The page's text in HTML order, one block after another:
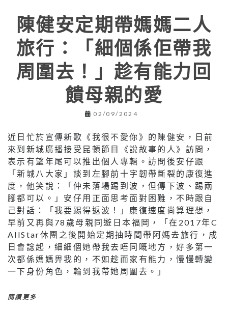
陳健安定期帶媽媽二人
旅行：「細個係佢帶我
周圍去！」趁有能力回
饋母親的愛
02/09/2024
近日忙於宣傳新歌《我很不愛你》的陳健安，日前
來到新城廣播接受昆頓節目《說故事的人》訪問，
表示有望年尾可以推出個人專輯。訪問後安仔跟
「新城八大家」談到左腳前十字韌帶斷裂的康復進
度，他笑說：「仲未落場踢到波，但傳下波、踢兩
腳都可以。」安仔用正面思考面對困難，不時跟自
己對話：「我要踢得返波！」康復速度尚算理想，
早前又再與78歲母親同遊日本福岡，「在2017年C
AllStar休團之後開始定期抽時間帶阿媽去旅行，成
日會諗起，細細個她帶我去唔同嘅地方，好多第一
次都係媽媽畀我的，不如趁而家有能力，慢慢轉變
一下身份角色，輪到我帶她周圍去。」
閱讀更多